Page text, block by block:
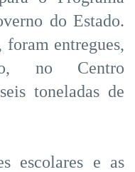
do Estado.
foram entregues,
no Centro
toneladas de
escolares e as